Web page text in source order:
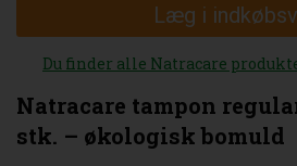
Læg i
Du finder alle Natracare
Natracare tampon
stk. – økologisk bomuld